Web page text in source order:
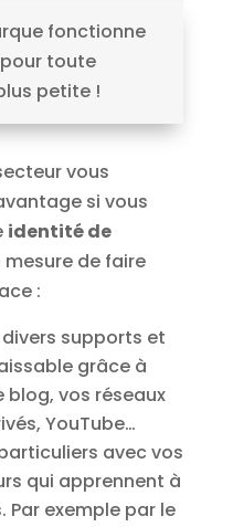
fonctionne
toute
petite !
vous
si vous
identité de
mesure de faire
:
supports et
grâce à
vos réseaux
YouTube…
avec vos
qui apprennent à
Par exemple par le